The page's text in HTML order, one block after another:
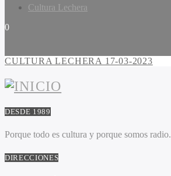
Cultura Lechera
0
CULTURA LECHERA 17-03-2023
DESDE 1989
Porque todo es cultura y porque somos radio.
DIRECCIONES